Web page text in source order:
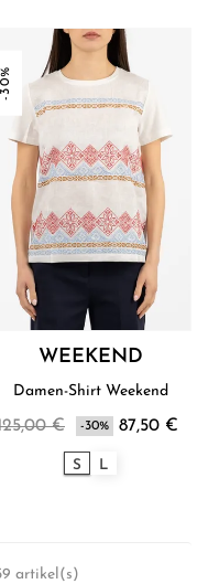
-30%
WEEKEND
Damen-Shirt Weekend
€ -30% 87,50 €
S L
artikel(s)